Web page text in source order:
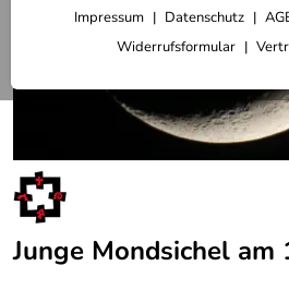
Impressum Datenschutz
Widerrufsformular
Junge Mondsichel am